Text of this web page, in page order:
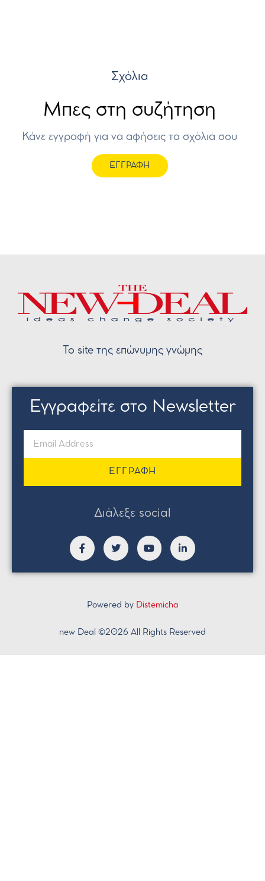
Σχόλια
Μπες στη συζήτηση
Κάνε εγγραφή για να αφήσεις τα σχόλιά σου
ΕΓΓΡΑΦΗ
Το site της επώνυμης γνώμης
Εγγραφείτε στο Newsletter
ΕΓΓΡΑΦΗ
Διάλεξε social
Powered by Distemicha
new Deal ©2026 All Rights Reserved